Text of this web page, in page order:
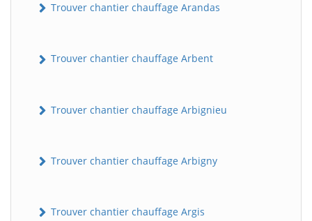
Trouver chantier chauffage Arandas
Trouver chantier chauffage Arbent
Trouver chantier chauffage Arbignieu
Trouver chantier chauffage Arbigny
Trouver chantier chauffage Argis